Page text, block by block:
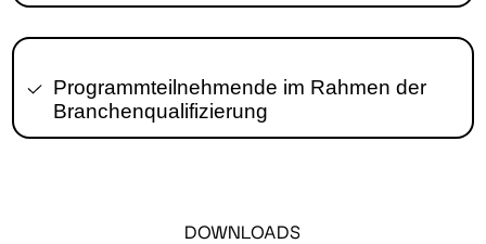
Programmteilneh­mende im Rahmen der
Branchen­qualifizierung
DOWNLOADS